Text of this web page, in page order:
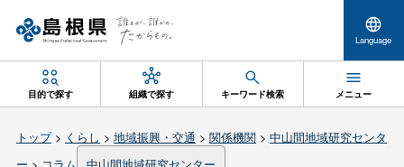
Language
目的で探す 組織で探す キーワード検索 メニュー
トップ> くらし > 地域振興・交通 > 関係機関> 中山間地域研究センタ